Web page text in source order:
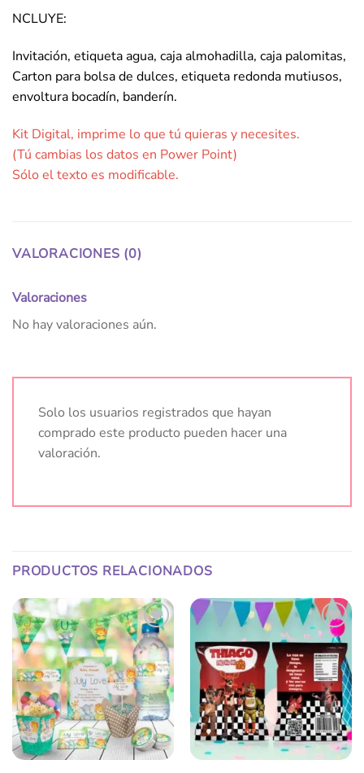
NCLUYE:
Invitación, etiqueta agua, caja almohadilla, caja palomitas,
Carton para bolsa de dulces, etiqueta redonda mutiusos,
envoltura bocadín, banderín.
Kit Digital, imprime lo que tú quieras y necesites.
(Tú cambias los datos en Power Point)
Sólo el texto es modificable.
VALORACIONES (0)
Valoraciones
No hay valoraciones aún.
Solo los usuarios registrados que hayan
comprado este producto pueden hacer una
valoración.
PRODUCTOS RELACIONADOS
Añadir
a la
lista
de
deseos
Añadir
a la
lista
de
deseos